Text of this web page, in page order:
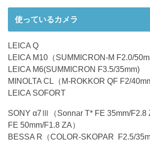
使っているカメラ
LEICA Q
LEICA M10（SUMMICRON-M F2.0/
LEICA M6(SUMMICRON F3.5/
MINOLTA CL（M-ROKKOR QF F2/
LEICA SOFORT
SONY α7Ⅲ（Sonnar T* FE 35mm/F2.8
FE 50mm/F1.8 ZA）
BESSA R（COLOR-SKOPAR F2.5/